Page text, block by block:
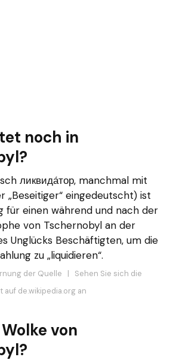
noch in
ликвида́тор, manchmal mit
„Beseitiger“ eingedeutscht) ist
für einen während und nach der
von Tschernobyl an der
Unglücks Beschäftigten, um die
zu „liquidieren“.
der Quelle | Sehen Sie sich die
de.wikipedia.org an
von